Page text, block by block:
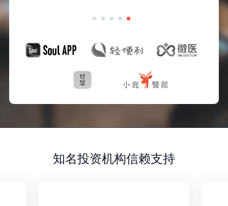
知名投资机构信赖支持